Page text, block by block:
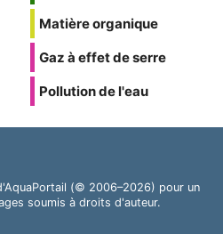
Matière organique
Gaz à effet de serre
Pollution de l'eau
(© 2006–2026) pour un
soumis à droits d'auteur.